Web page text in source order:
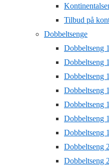
Tilbud på
Dobbeltsenge
Dobbeltseng
Dobbeltseng
Dobbeltseng
Dobbeltseng
Dobbeltseng
Dobbeltseng
Dobbeltseng
Dobbeltseng
Dobbeltseng